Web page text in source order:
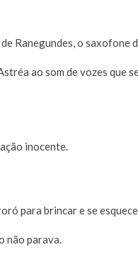
Ranegundes, o saxofone
ao som de vozes que
inocente.
para brincar e se
não parava.